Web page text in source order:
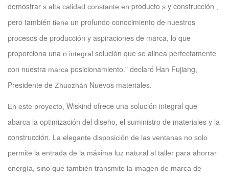
demostrar s alta calidad constante en producto s y construcción
pero también tiene un profundo conocimiento de nuestros
procesos de producción y aspiraciones de marca, lo que
proporciona una n integral solución que se alinea perfectamente
con nuestra marca posicionamiento." declaró Han Fujiang,
Presidente de Zhuozhán Nuevos materiales.
En este proyecto, Wiskind ofrece una solución integral que
abarca la optimización del diseño, el suministro de materiales y la
construcción. La elegante disposición de las ventanas no solo
permite la entrada de la máxima luz natural al taller para ahorrar
energía, sino que también transmite la imagen de marca de